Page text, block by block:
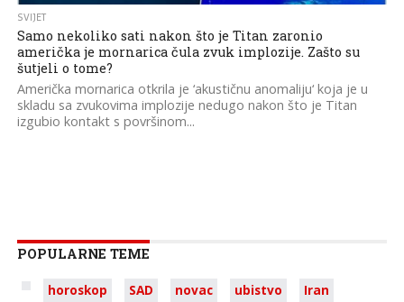
SVIJET
Samo nekoliko sati nakon što je Titan zaronio
američka je mornarica čula zvuk implozije. Zašto su
šutjeli o tome?
Američka mornarica otkrila je ‘akustičnu anomaliju‘ koja je u
skladu sa zvukovima implozije nedugo nakon što je Titan
izgubio kontakt s površinom...
POPULARNE TEME
horoskop SAD novac ubistvo
Iran